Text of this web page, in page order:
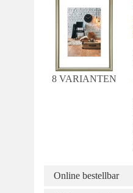
8 VARIANTEN
Online bestellbar